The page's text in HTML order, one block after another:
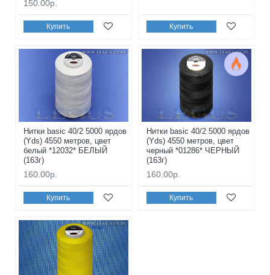
150.00р.
Купить Купить
Нитки basic 40/2 5000 ярдов
(Yds) 4550 метров, цвет
белый *12032* БЕЛЫЙ
(163г)
160.00р.
Купить
Нитки basic 40/2 5000 ярдов
(Yds) 4550 метров, цвет
черный *01286* ЧЕРНЫЙ
(163г)
160.00р.
Купить